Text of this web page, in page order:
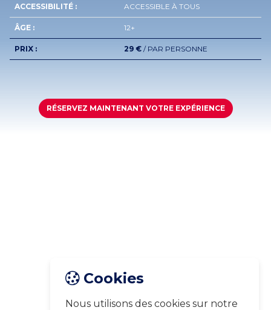
Cookies
Nous utilisons des cookies sur notre
ACCESSIBILITÉ : ACCESSIBLE À TOUS
ÂGE : 12+
PRIX : 29 € / PAR PERSONNE
RÉSERVEZ MAINTENANT VOTRE EXPÉRIENCE